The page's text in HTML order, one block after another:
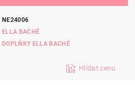
NE24006
ELLA BACHÉ
DOPLŇKY ELLA BACHÉ
Hlídat cenu